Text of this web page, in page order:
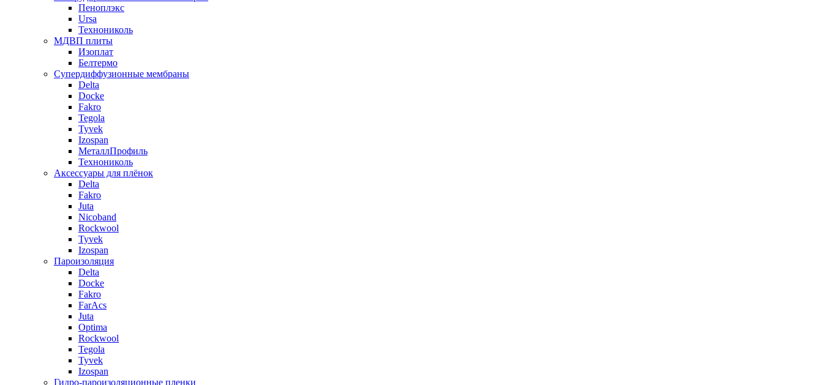
Пеноплэкс
Ursa
Технониколь
МДВП плиты
Изоплат
Белтермо
Супердиффузионные мембраны
Delta
Docke
Fakro
Tegola
Tyvek
Izospan
МеталлПрофиль
Технониколь
Аксессуары для плёнок
Delta
Fakro
Juta
Nicoband
Rockwool
Tyvek
Izospan
Пароизоляция
Delta
Docke
Fakro
FarAcs
Juta
Optima
Rockwool
Tegola
Tyvek
Izospan
Гидро-пароизоляционные пленки